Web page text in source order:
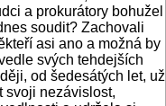
a prokurátory bohužel
soudit? Zachovali
asi ano a možná by
svých tehdejších
od šedesátých let, už
svoji nezávislost,